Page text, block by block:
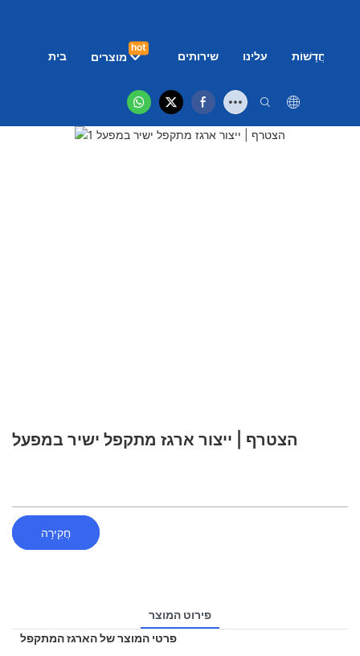
בית מוצרים
hot
שירותים עלינו חֲדָשׁוֹת
הצטרף | ייצור ארגז מתקפל ישיר במפעל
חֲקִירָה
פירוט המוצר
פרטי המוצר של הארגז המתקפל